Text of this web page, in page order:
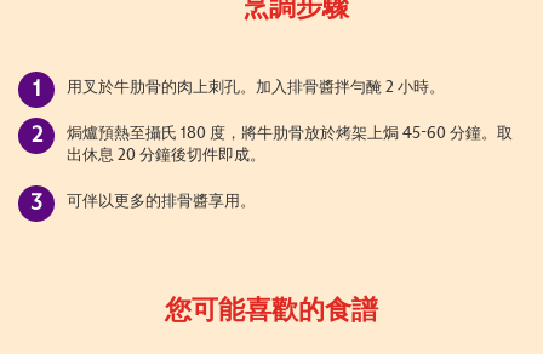
烹調步驟
用叉於牛肋骨的肉上刺孔。加入排骨醬拌勻醃 2 小時。
焗爐預熱至攝氏 180 度，將牛肋骨放於烤架上焗 45-60 分鐘。取
出休息 20 分鐘後切件即成。
可伴以更多的排骨醬享用。
您可能喜歡的食譜